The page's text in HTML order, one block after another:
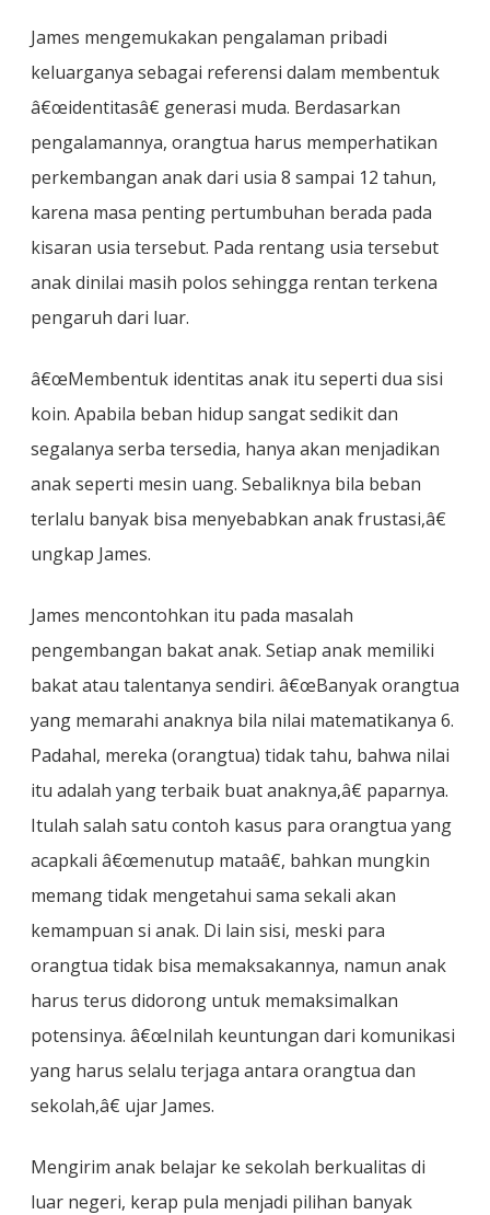
James mengemukakan pengalaman pribadi
keluarganya sebagai referensi dalam membentuk
â€œidentitasâ€ generasi muda. Berdasarkan
pengalamannya, orangtua harus memperhatikan
perkembangan anak dari usia 8 sampai 12 tahun,
karena masa penting pertumbuhan berada pada
kisaran usia tersebut. Pada rentang usia tersebut
anak dinilai masih polos sehingga rentan terkena
pengaruh dari luar.
â€œMembentuk identitas anak itu seperti dua sisi
koin. Apabila beban hidup sangat sedikit dan
segalanya serba tersedia, hanya akan menjadikan
anak seperti mesin uang. Sebaliknya bila beban
terlalu banyak bisa menyebabkan anak frustasi,â€
ungkap James.
James mencontohkan itu pada masalah
pengembangan bakat anak. Setiap anak memiliki
bakat atau talentanya sendiri. â€œBanyak orangtua
yang memarahi anaknya bila nilai matematikanya 6.
Padahal, mereka (orangtua) tidak tahu, bahwa nilai
itu adalah yang terbaik buat anaknya,â€ paparnya.
Itulah salah satu contoh kasus para orangtua yang
acapkali â€œmenutup mataâ€, bahkan mungkin
memang tidak mengetahui sama sekali akan
kemampuan si anak. Di lain sisi, meski para
orangtua tidak bisa memaksakannya, namun anak
harus terus didorong untuk memaksimalkan
potensinya. â€œInilah keuntungan dari komunikasi
yang harus selalu terjaga antara orangtua dan
sekolah,â€ ujar James.
Mengirim anak belajar ke sekolah berkualitas di
luar negeri, kerap pula menjadi pilihan banyak